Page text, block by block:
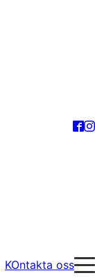
KOntakta oss